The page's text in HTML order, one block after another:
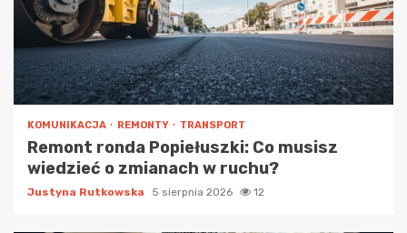
KOMUNIKACJA REMONTY TRANSPORT
Remont ronda Popiełuszki: Co musisz
wiedzieć o zmianach w ruchu?
Justyna Rutkowska 5 sierpnia 2026 12